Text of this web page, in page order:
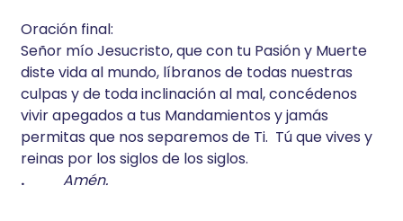
Oración final:
Señor mío Jesucristo, que con tu Pasión y Muerte
diste vida al mundo, líbranos de todas nuestras
culpas y de toda inclinación al mal, concédenos
vivir apegados a tus Mandamientos y jamás
permitas que nos separemos de Ti. Tú que vives y
reinas por los siglos de los siglos.
.
Amén.